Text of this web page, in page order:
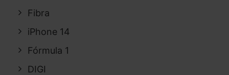
Fibra
iPhone 14
Fórmula 1
DIGI